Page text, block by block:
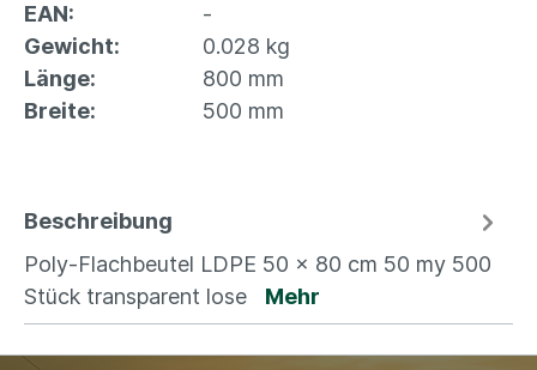
EAN:
-
Gewicht:
0.028 kg
Länge:
800 mm
Breite:
500 mm
Beschreibung
Poly-Flachbeutel LDPE 50 x 80 cm 50 my 500
Stück transparent lose Mehr